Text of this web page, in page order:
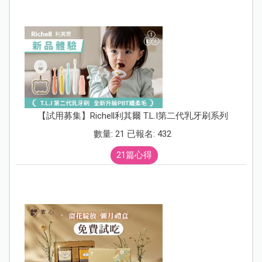
【試用募集】Richell利其爾 T.L.I第二代乳牙刷系列
數量: 21 已報名: 432
21篇心得